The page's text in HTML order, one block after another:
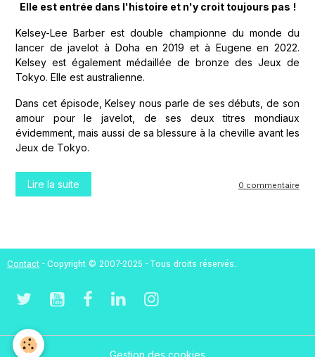
Elle est entrée dans l'histoire et n'y croit toujours pas !
Kelsey-Lee Barber est double championne du monde du
lancer de javelot à Doha en 2019 et à Eugene en 2022.
Kelsey est également médaillée de bronze des Jeux de
Tokyo. Elle est australienne.
Dans cet épisode, Kelsey nous parle de ses débuts, de son
amour pour le javelot, de ses deux titres mondiaux
évidemment, mais aussi de sa blessure à la cheville avant les
Jeux de Tokyo.
Lire la suite 0 commentaire
Contact - Copyright © 2007-2025 - Tous droits réservés.